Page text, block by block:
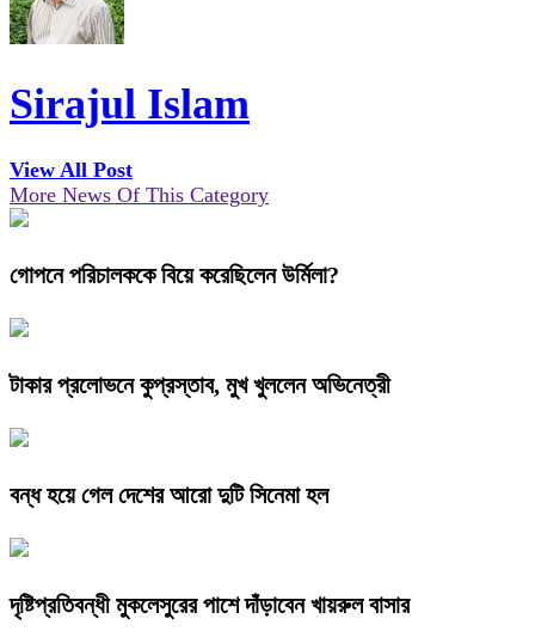
Sirajul Islam
View All Post
More News Of This Category
গোপনে পরিচালককে বিয়ে করেছিলেন উর্মিলা?
টাকার প্রলোভনে কুপ্রস্তাব, মুখ খুললেন অভিনেত্রী
বন্ধ হয়ে গেল দেশের আরো দুটি সিনেমা হল
দৃষ্টিপ্রতিবন্ধী মুকলেসুরের পাশে দাঁড়াবেন খায়রুল বাসার